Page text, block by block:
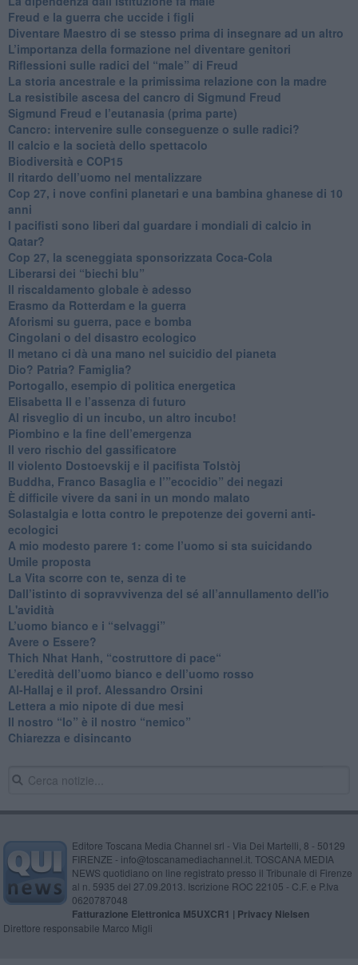
​Freud e la guerra che uccide i figli
​Diventare Maestro di se stesso prima di insegnare ad un altro
L’importanza della formazione nel diventare genitori
Riflessioni sulle radici del “male” di Freud
​La storia ancestrale e la primissima relazione con la madre
​La resistibile ascesa del cancro di Sigmund Freud
Sigmund Freud e l’eutanasia (prima parte)
Cancro: intervenire sulle conseguenze o sulle radici?
​Il calcio e la società dello spettacolo
Biodiversità e COP15
​Il ritardo dell’uomo nel mentalizzare
​Cop 27, i nove confini planetari e una bambina ghanese di 10
anni
​I pacifisti sono liberi dal guardare i mondiali di calcio in
Qatar?
​Cop 27, la sceneggiata sponsorizzata Coca-Cola
​Liberarsi dei “biechi blu”
Il riscaldamento globale è adesso
​Erasmo da Rotterdam e la guerra
​Aforismi su guerra, pace e bomba
Cingolani o del disastro ecologico
​Il metano ci dà una mano nel suicidio del pianeta
​Dio? Patria? Famiglia?
Portogallo, esempio di politica energetica
​Elisabetta II e l’assenza di futuro
Al risveglio di un incubo, un altro incubo!
​Piombino e la fine dell’emergenza
​Il vero rischio del gassificatore
​Il violento Dostoevskij e il pacifista Tolstòj
​Buddha, Franco Basaglia e l’”ecocidio” dei negazi
​È difficile vivere da sani in un mondo malato
Solastalgia e lotta contro le prepotenze dei governi anti-
ecologici
​A mio modesto parere 1: come l’uomo si sta suicidando
​Umile proposta
​La Vita scorre con te, senza di te
​Dall’istinto di sopravvivenza del sé all’annullamento dell'io
L'avidità
​L’uomo bianco e i “selvaggi”
​Avere o Essere?
​Thich Nhat Hanh, “costruttore di pace“
​L’eredità dell’uomo bianco e dell’uomo rosso
Al-Hallaj e il prof. Alessandro Orsini
​Lettera a mio nipote di due mesi
​Il nostro “Io” è il nostro “nemico”
​Chiarezza e disincanto
Editore Toscana Media Channel srl - Via Dei Martelli, 8 - 50129
FIRENZE - info@toscanamediachannel.it. TOSCANA MEDIA
NEWS quotidiano on line registrato presso il Tribunale di Firenze
al n. 5935 del 27.09.2013. Iscrizione ROC 22105 - C.F. e P.Iva
0620787048
Fatturazione Elettronica M5UXCR1 | Privacy Nielsen
Direttore responsabile Marco Migli